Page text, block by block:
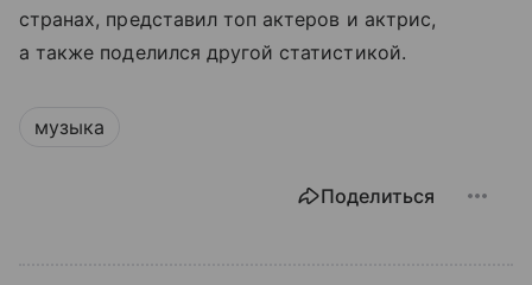
странах, представил топ актеров и актрис,
а также поделился другой статистикой.
музыка
Поделиться